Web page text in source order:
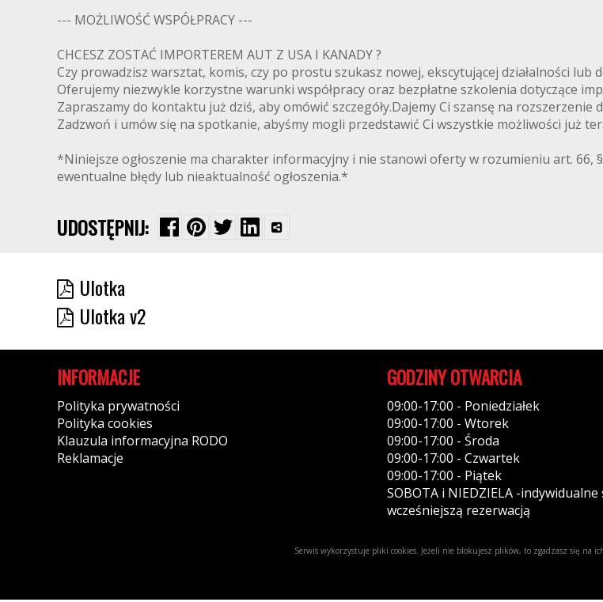
--- MOŻLIWOŚĆ WSPÓŁPRACY ---
CHCESZ ZOSTAĆ IMPORTEREM AUT Z USA I KANADY ?
Czy prowadzisz warsztat, komis, czy po prostu szukasz nowej, ekscytującej działalności
Oferujemy niezwykle korzystne warunki współpracy oraz bezpłatne szkolenia dotyczące
Zapraszamy do kontaktu już dziś, aby omówić szczegóły.Dajemy Ci szansę na rozszerzenie
Zadzwoń i umów się na spotkanie, abyśmy mogli przedstawić Ci wszystkie możliwości już
*Niniejsze ogłoszenie ma charakter informacyjny i nie stanowi oferty w rozumieniu art. 66,
ewentualne błędy lub nieaktualność ogłoszenia.*
UDOSTĘPNIJ:
Ulotka
Ulotka v2
INFORMACJE
Polityka prywatności
Polityka cookies
Klauzula informacyjna RODO
Reklamacje
GODZINY OTWARCIA
09:00-17:00 - Poniedziałek
09:00-17:00 - Wtorek
09:00-17:00 - Środa
09:00-17:00 - Czwartek
09:00-17:00 - Piątek
SOBOTA i NIEDZIELA -
wcześniejszą rezerwacją
Serwis wykorzystuje pliki cookies. Jeżeli nie blokujesz plików, to zgadzasz się na